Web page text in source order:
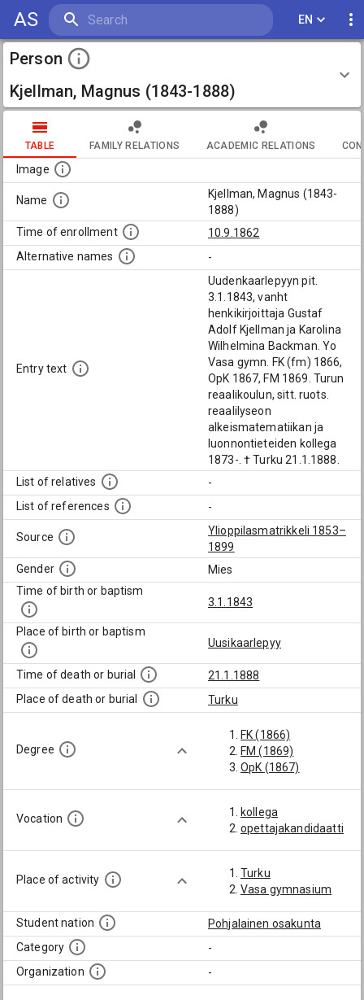
AS EN
Person
Kjellman, Magnus (1843-1888)
TABLE FAMILY RELATIONS ACADEMIC RELATIONS
Image
Name
Kjellman, Magnus (1843-
1888)
Time of enrollment
10.9.1862
Alternative names
-
Entry text
Uudenkaarlepyyn pit.
3.1.1843, vanht
henkikirjoittaja Gustaf
Adolf Kjellman ja Karolina
Wilhelmina Backman. Yo
Vasa gymn. FK (fm) 1866,
OpK 1867, FM 1869. Turun
reaalikoulun, sitt. ruots.
reaalilyseon
alkeismatematiikan ja
luonnontieteiden kollega
1873-. † Turku 21.1.1888.
List of relatives
-
List of references
-
Source
Ylioppilasmatrikkeli 1853–
1899
Gender
Mies
Time of birth or baptism
3.1.1843
Place of birth or baptism
Uusikaarlepyy
Time of death or burial
21.1.1888
Place of death or burial
Turku
Degree
FK (1866)
FM (1869)
OpK (1867)
Vocation
kollega
opettajakandidaatti
Place of activity
Turku
Vasa gymnasium
Student nation
Pohjalainen osakunta
Category
-
Organization
-